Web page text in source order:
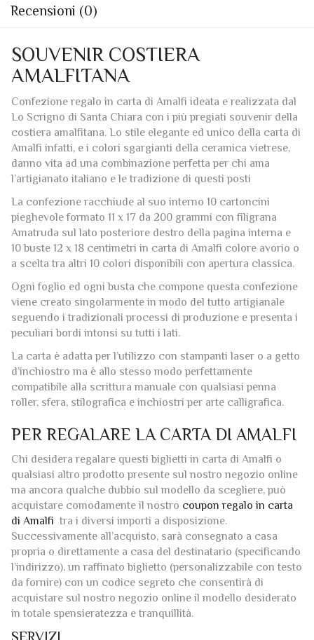
Recensioni (0)
SOUVENIR COSTIERA
AMALFITANA
Confezione regalo in carta di Amalfi ideata e realizzata dal
Lo Scrigno di Santa Chiara con i più pregiati souvenir della
Amalfi infatti, e i colori sgargianti della ceramica vietrese,
danno vita ad una combinazione perfetta per chi ama
l’artigianato italiano e le tradizione di questi posti
La confezione racchiude al suo interno 10 cartoncini
Amatruda sul lato posteriore destro della pagina interna e
10 buste 12 x 18 centimetri in carta di Amalfi colore avorio o
a scelta tra altri 10 colori disponibili con apertura classica.
viene creato singolarmente in modo del tutto artigianale
seguendo i tradizionali processi di produzione e presenta i
peculiari bordi intonsi su tutti i lati.
d’inchiostro ma è allo stesso modo perfettamente
compatibile alla scrittura manuale con qualsiasi penna
roller, sfera, stilografica e inchiostri per arte calligrafica.
PER REGALARE LA CARTA DI AMALFI
Chi desidera regalare questi biglietti in carta di Amalfi o
qualsiasi altro prodotto presente sul nostro negozio online
ma ancora qualche dubbio sul modello da scegliere, può
acquistare comodamente il nostrocoupon regalo in carta
di Amalfitra i diversi importi a disposizione.
Successivamente all’acquisto, sarà consegnato a casa
propria o direttamente a casa del destinatario (specificando